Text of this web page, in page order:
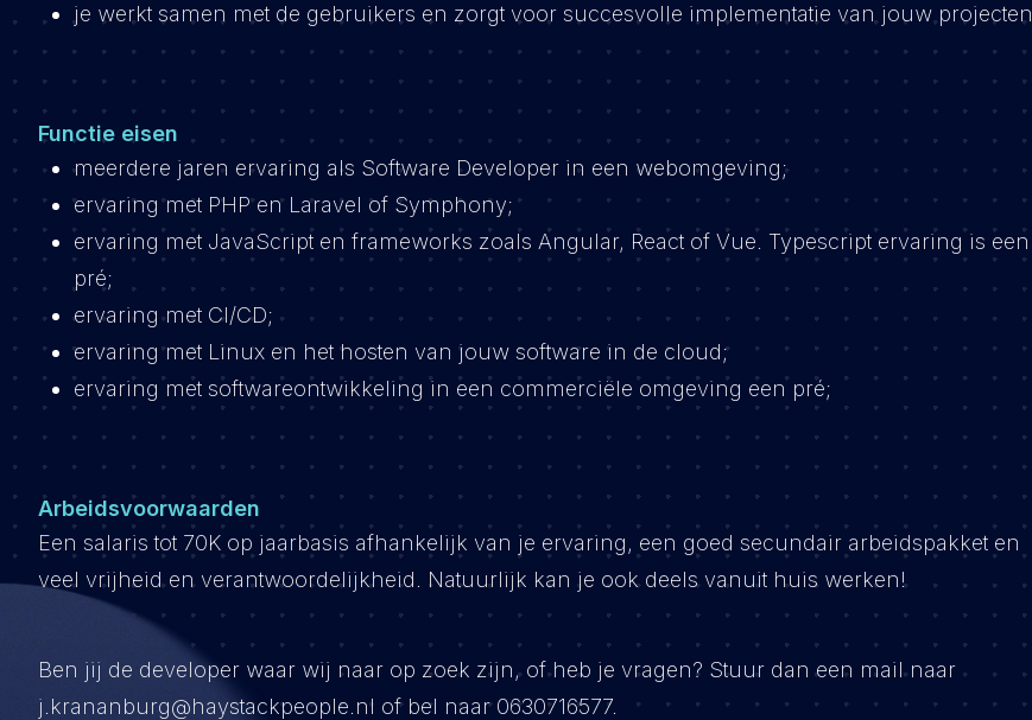
je werkt samen met de gebruikers en zorgt voor succesvolle implementatie van jouw projecten.
Functie eisen
meerdere jaren ervaring als Software Developer in een webomgeving;
ervaring met PHP en Laravel of Symphony;
ervaring met JavaScript en frameworks zoals Angular, React of Vue. Typescript ervaring is een
pré;
ervaring met CI/CD;
ervaring met Linux en het hosten van jouw software in de cloud;
ervaring met softwareontwikkeling in een commerciële omgeving een pré;
Arbeidsvoorwaarden
Een salaris tot 70K op jaarbasis afhankelijk van je ervaring, een goed secundair arbeidspakket en
veel vrijheid en verantwoordelijkheid. Natuurlijk kan je ook deels vanuit huis werken!
Ben jij de developer waar wij naar op zoek zijn, of heb je vragen? Stuur dan een mail naar
j.krananburg@haystackpeople.nl of bel naar 0630716577.